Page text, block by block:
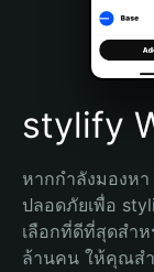
Português (Brasil)
Español
stylify
หากกำลังมองห
ปลอดภัยเพื่อ
เลือกที่ดีที่สุดสำ
ล้านคน ให้คุณสำ